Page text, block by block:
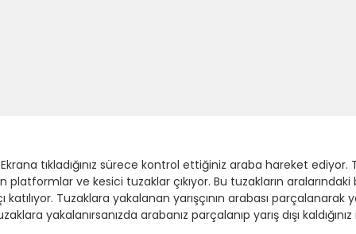
tıkladığınız sürece kontrol ettiğiniz araba hareket ediyor.
platformlar ve kesici tuzaklar çıkıyor. Bu tuzakların
Tuzaklara yakalanan yarışçının arabası parçalanarak
yakalanırsanızda arabanız parçalanıp yarış dışı